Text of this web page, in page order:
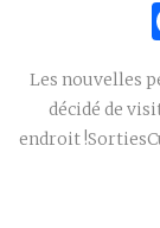
Les nouvelles
décidé de
endroit